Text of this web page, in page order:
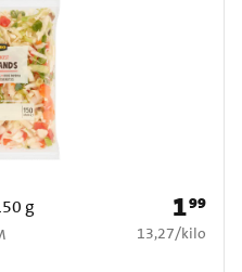
g Prijs: €
199
€ 13,27 per kilo
13,27/kilo